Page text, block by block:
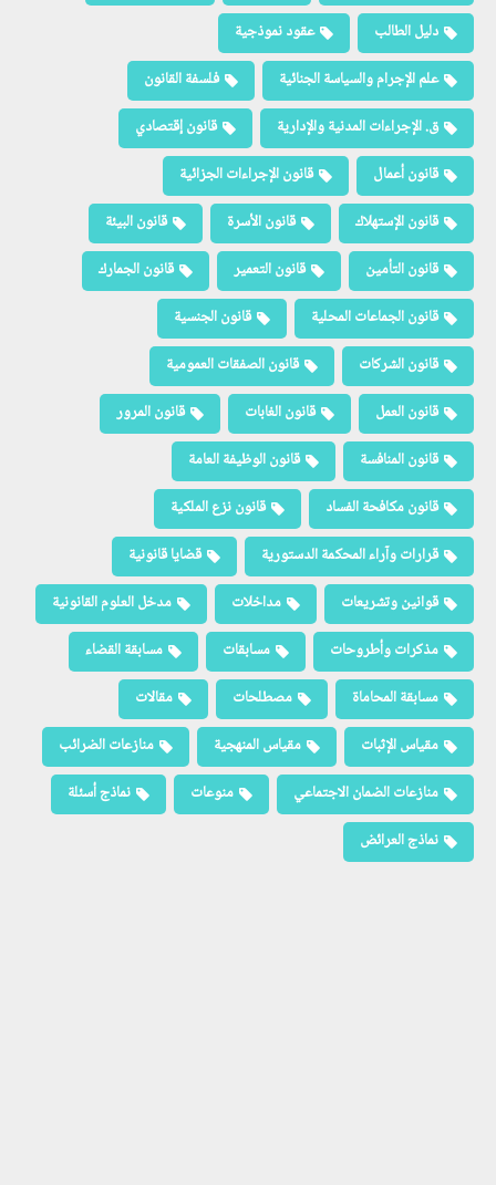
دليل الطالب
عقود نموذجية
علم الإجرام والسياسة الجنائية
فلسفة القانون
ق. الإجراءات المدنية والإدارية
قانون إقتصادي
قانون أعمال
قانون الإجراءات الجزائية
قانون الإستهلاك
قانون الأسرة
قانون البيئة
قانون التأمين
قانون التعمير
قانون الجمارك
قانون الجماعات المحلية
قانون الجنسية
قانون الشركات
قانون الصفقات العمومية
قانون العمل
قانون الغابات
قانون المرور
قانون المنافسة
قانون الوظيفة العامة
قانون مكافحة الفساد
قانون نزع الملكية
قرارات وآراء المحكمة الدستورية
قضايا قانونية
قوانين وتشريعات
مداخلات
مدخل العلوم القانونية
مذكرات وأطروحات
مسابقات
مسابقة القضاء
مسابقة المحاماة
مصطلحات
مقالات
مقياس الإثبات
مقياس المنهجية
منازعات الضرائب
منازعات الضمان الاجتماعي
منوعات
نماذج أسئلة
نماذج العرائض